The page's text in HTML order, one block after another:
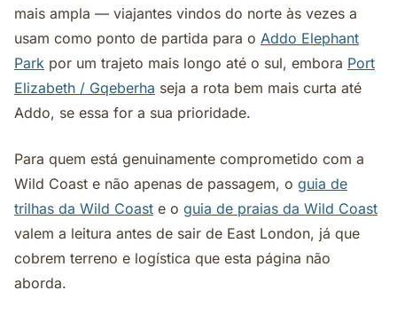
mais ampla — viajantes vindos do norte às vezes a
usam como ponto de partida para o Addo Elephant
Park por um trajeto mais longo até o sul, embora Port
Elizabeth / Gqeberha seja a rota bem mais curta até
Addo, se essa for a sua prioridade.
Para quem está genuinamente comprometido com a
Wild Coast e não apenas de passagem, o guia de
trilhas da Wild Coast e o guia de praias da Wild Coast
valem a leitura antes de sair de East London, já que
cobrem terreno e logística que esta página não
aborda.